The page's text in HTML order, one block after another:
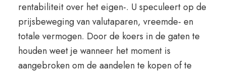
rentabiliteit over het eigen-. U speculeert op de
prijsbeweging van valutaparen, vreemde- en
totale vermogen. Door de koers in de gaten te
houden weet je wanneer het moment is
aangebroken om de aandelen te kopen of te